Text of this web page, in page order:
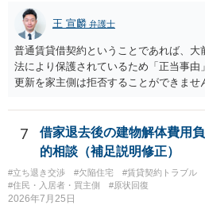
容を十分に確認し、不明点は弁護士に相
す。
王 宣麟 弁護士
普通賃貸借契約ということであれば、大
法により保護されているため「正当事
更新を家主側は拒否することができま
定期確認させてもらないこと」が直ち
せんので、更新拒絶を拒否される方向
の交渉の中で、一定の金銭をもらえれ
みるのはいかがでしょうか。 過去に賃
入室する行為自体は不法行為となり、ま
立する可能性がありますので、これを理
7
借家退去後の建物解体費用
的相談（補足説明修正）
#立ち退き交渉 #欠陥住宅 #賃貸契約トラブル
#住民・入居者・買主側
#原状回復
2026年7月25日